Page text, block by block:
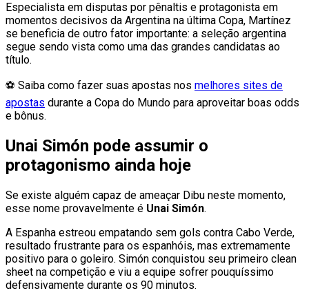
Especialista em disputas por pênaltis e protagonista em
momentos decisivos da Argentina na última Copa, Martínez
se beneficia de outro fator importante: a seleção argentina
segue sendo vista como uma das grandes candidatas ao
título.
⚽ Saiba como fazer suas apostas nos melhores sites de
apostas durante a Copa do Mundo para aproveitar boas odds
e bônus.
Unai Simón pode assumir o
protagonismo ainda hoje
Se existe alguém capaz de ameaçar Dibu neste momento,
esse nome provavelmente é Unai Simón.
A Espanha estreou empatando sem gols contra Cabo Verde,
resultado frustrante para os espanhóis, mas extremamente
positivo para o goleiro. Simón conquistou seu primeiro clean
sheet na competição e viu a equipe sofrer pouquíssimo
defensivamente durante os 90 minutos.